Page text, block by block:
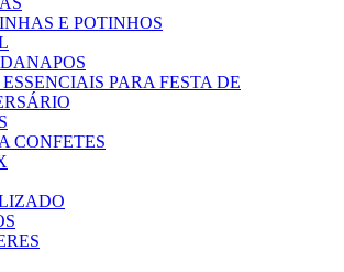
E POTINHOS
PARA FESTA DE
CONFETES